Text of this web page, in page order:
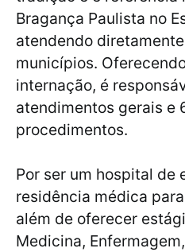
Bragança Paulista no
atendendo
municípios.
internação, é
atendimentos gerais e
procedimentos.
Por ser um hospital de
residência médica
além de oferecer
Medicina,